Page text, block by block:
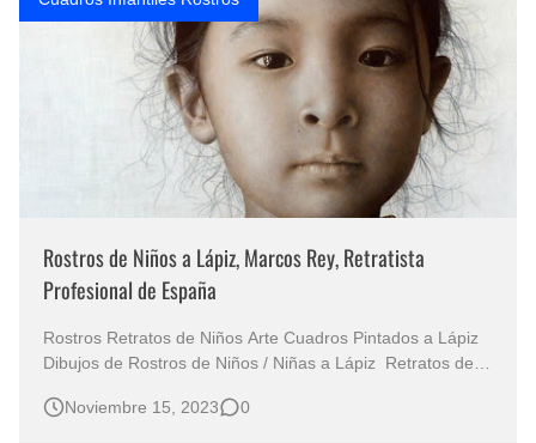
Rostros de Niños a Lápiz, Marcos Rey, Retratista
Profesional de España
Rostros Retratos de Niños Arte Cuadros Pintados a Lápiz
Dibujos de Rostros de Niños / Niñas a Lápiz Retratos de
Rey, un virtuoso retratista español, es un regalo para
Noviembre 15, 2023 0